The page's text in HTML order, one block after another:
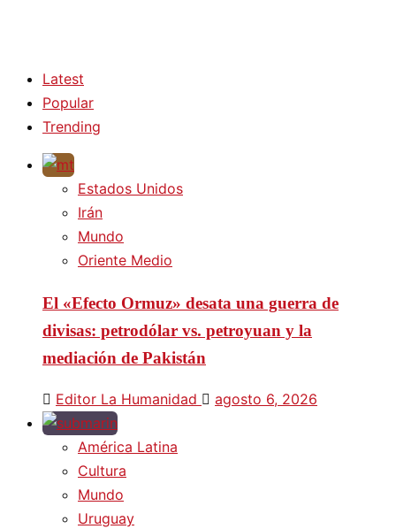
Latest
Popular
Trending
Estados Unidos
Irán
Mundo
Oriente Medio
El «Efecto Ormuz» desata una guerra de
divisas: petrodólar vs. petroyuan y la
mediación de Pakistán
Editor La Humanidad agosto 6, 2026
América Latina
Cultura
Mundo
Uruguay